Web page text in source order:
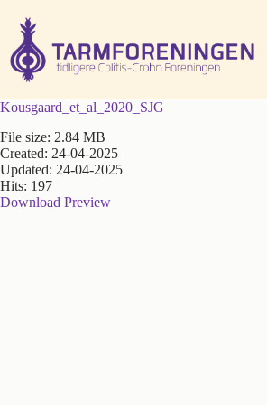
indhold
Kousgaard_et_al_2020_SJG
File size: 2.84 MB
Created: 24-04-2025
Updated: 24-04-2025
Hits: 197
Download Preview